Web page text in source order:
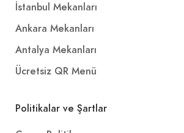
İstanbul Mekanları
Ankara Mekanları
Antalya Mekanları
Ücretsiz QR Menü
Politikalar ve Şartlar